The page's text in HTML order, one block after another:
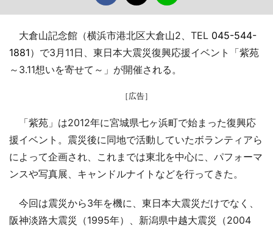
大倉山記念館（横浜市港北区大倉山2、TEL 045-544-
1881）で3月11日、東日本大震災復興応援イベント「紫苑
～3.11想いを寄せて～」が開催される。
［広告］
「紫苑」は2012年に宮城県七ヶ浜町で始まった復興応
援イベント。震災後に同地で活動していたボランティアら
によって企画され、これまでは東北を中心に、パフォーマ
ンスや写真展、キャンドルナイトなどを行ってきた。
今回は震災から3年を機に、東日本大震災だけでなく、
阪神淡路大震災（1995年）、新潟県中越大震災（2004